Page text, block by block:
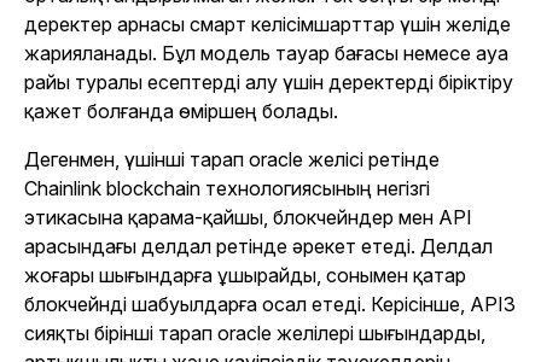
деректер арнасы смарт келісімшарттар үшін желіде
жарияланады. Бұл модель тауар бағасы немесе ауа
райы туралы есептерді алу үшін деректерді біріктіру
қажет болғанда өміршең болады.
Дегенмен, үшінші тарап oracle желісі ретінде
Chainlink blockchain технологиясының негізгі
этикасына қарама-қайшы, блокчейндер мен API
арасындағы делдал ретінде әрекет етеді. Делдал
жоғары шығындарға ұшырайды, сонымен қатар
блокчейнді шабуылдарға осал етеді. Керісінше, API3
сияқты бірінші тарап oracle желілері шығындарды,